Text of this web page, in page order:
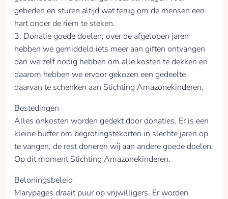
gebeden en sturen altijd wat terug om de mensen een
hart onder de riem te steken.
3. Donatie goede doelen; over de afgelopen jaren
hebben we gemiddeld iets meer aan giften ontvangen
dan we zelf nodig hebben om alle kosten te dekken en
daarom hebben we ervoor gekozen een gedeelte
daarvan te schenken aan Stichting Amazonekinderen.
Bestedingen
Alles onkosten worden gedekt door donaties. Er is een
kleine buffer om begrotingstekorten in slechte jaren op
te vangen, de rest doneren wij aan andere goede doelen.
Op dit moment Stichting Amazonekinderen.
Beloningsbeleid
Marypages draait puur op vrijwilligers. Er worden